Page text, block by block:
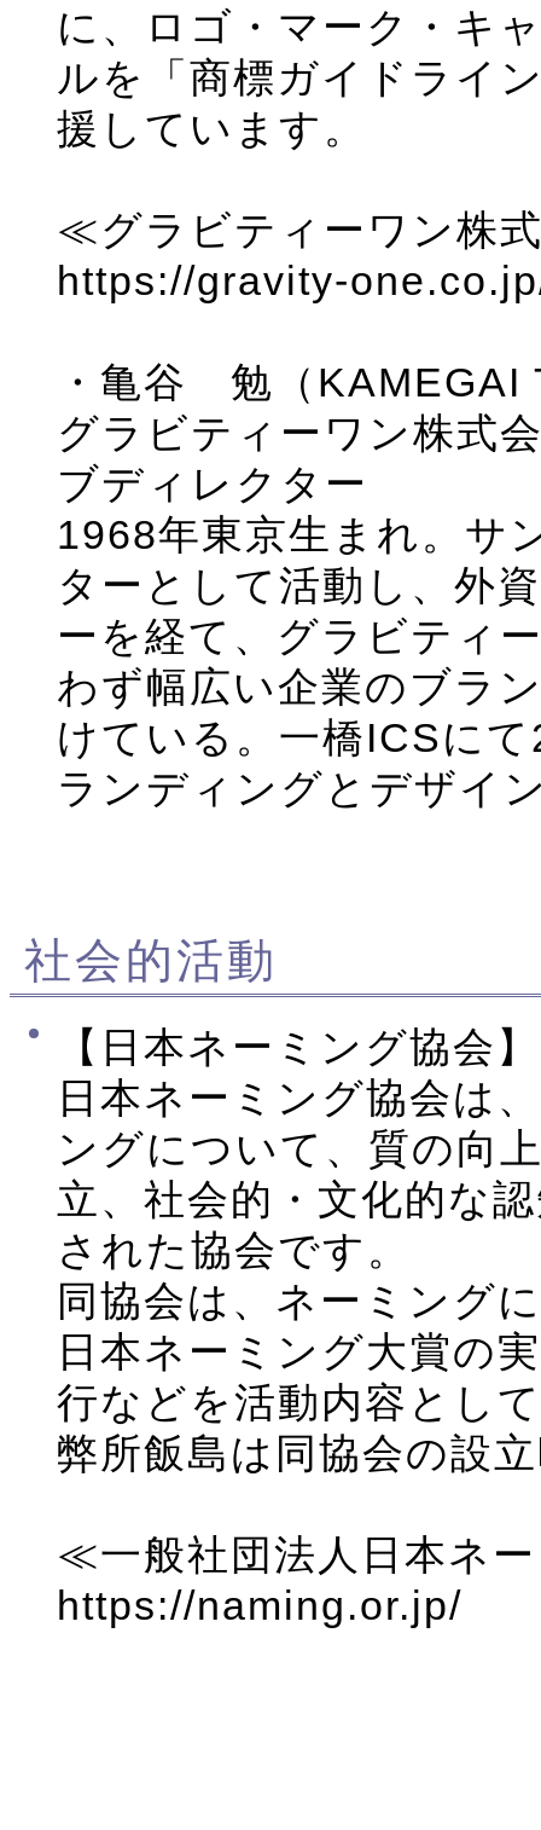
に、ロゴ・マーク・キ
ルを「商標ガイドライ
援しています。
≪グラビティーワン株
https://gravity-
・亀谷 勉（KAMEGAI
グラビティーワン株
ブディレクター
1968年東京生まれ。サ
ターとして活動し、外
ーを経て、グラビティ
わず幅広い企業のブラ
けている。一橋ICSに
ランディングとデザイ
社会的活動
【日本ネーミング協会】
日本ネーミング協会は
ングについて、質の向
立、社会的・文化的な
された協会です。
同協会は、ネーミング
日本ネーミング大賞の
行などを活動内容とし
弊所飯島は同協会の設
≪一般社団法人日本ネ
https://naming.or.jp/